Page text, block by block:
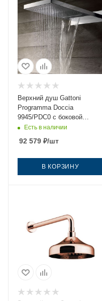
Верхний душ Gattoni
Programma Doccia
9945/PDC0 с боковой
потертостью хром
Есть в наличии
92 579 ₽/шт
В КОРЗИНУ